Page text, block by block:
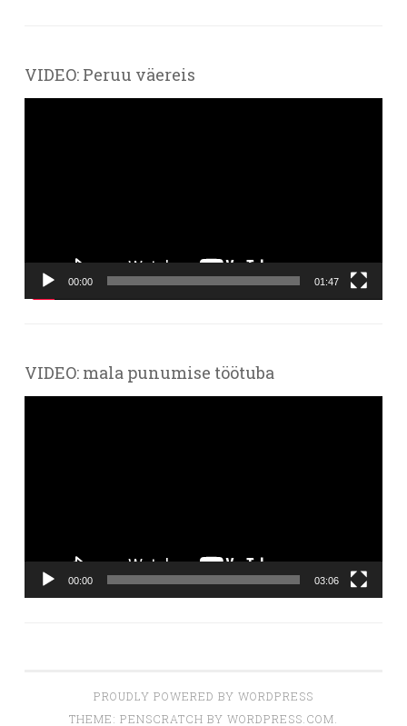
VIDEO: Peruu väereis
00:00 01:47
VIDEO: mala punumise töötuba
00:00 03:06
PROUDLY POWERED BY WORDPRESS
THEME: PENSCRATCH BY WORDPRESS.COM